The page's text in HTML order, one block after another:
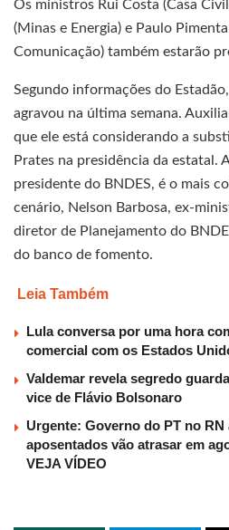
Os ministros Rui Costa (Casa
(Minas e Energia) e Paulo
Comunicação) também estarão
Segundo informações do
agravou na última semana.
que ele está considerando a
Prates na presidência da estatal.
presidente do BNDES, é o mais
cenário, Nelson Barbosa, ex-
diretor de Planejamento do
do banco de fomento.
Leia Também
Lula conversa por uma hora
comercial com os Estados
Valdemar revela segredo
vice de Flávio Bolsonaro
Urgente: Governo do PT no
aposentados vão atrasar em
VEJA VÍDEO